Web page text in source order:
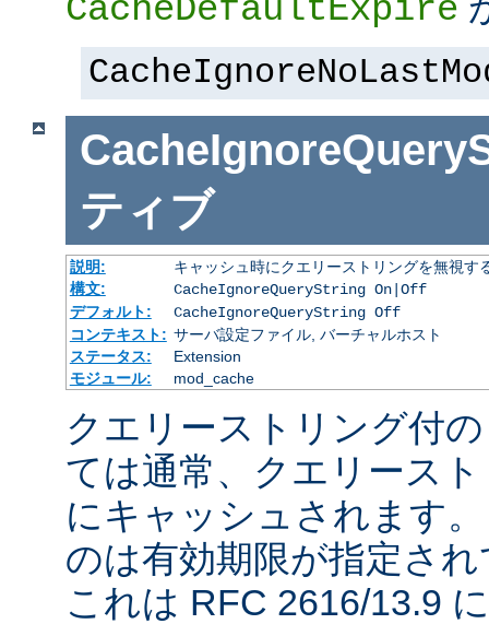
CacheDefaultExpire
ティブ
説明:
キャッシュ時にクエリーストリングを無視す
構文:
CacheIgnoreQueryString On|Off
デフォルト:
CacheIgnoreQueryString Off
コンテキスト: サーバ設定ファイル, バーチャルホスト
ステータス:
Extension
モジュール:
mod_cache
クエリーストリング付
ては通常、クエリース
にキャッシュされます
のは有効期限が指定さ
これは RFC 2616/13.9